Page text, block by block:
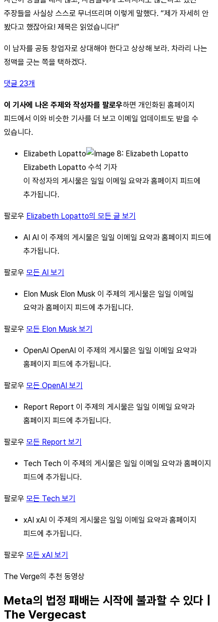
주장들을 사실상 스스로 무너뜨리며 이렇게 말했다. “제가 자세히 안
봤다고 했잖아요! 제목은 읽었습니다!”
이 남자를 공동 창업자로 상대해야 한다고 상상해 보라. 차라리 나는
정맥을 긋는 쪽을 택하겠다.
댓글 23개
이 기사에 나온 주제와 작성자를 팔로우하면 개인화된 홈페이지
피드에서 이와 비슷한 기사를 더 보고 이메일 업데이트도 받을 수
있습니다.
Elizabeth Lopatto
Elizabeth Lopatto 수석 기자
이 작성자의 게시물은 일일 이메일 요약과 홈페이지 피드에
추가됩니다.
팔로우 Elizabeth Lopatto의 모든 글 보기
AI AI 이 주제의 게시물은 일일 이메일 요약과 홈페이지 피드에
추가됩니다.
팔로우 모든 AI 보기
Elon Musk Elon Musk 이 주제의 게시물은 일일 이메일
요약과 홈페이지 피드에 추가됩니다.
팔로우 모든 Elon Musk 보기
OpenAI OpenAI 이 주제의 게시물은 일일 이메일 요약과
홈페이지 피드에 추가됩니다.
팔로우 모든 OpenAI 보기
Report Report 이 주제의 게시물은 일일 이메일 요약과
홈페이지 피드에 추가됩니다.
팔로우 모든 Report 보기
Tech Tech 이 주제의 게시물은 일일 이메일 요약과 홈페이지
피드에 추가됩니다.
팔로우 모든 Tech 보기
xAI xAI 이 주제의 게시물은 일일 이메일 요약과 홈페이지
피드에 추가됩니다.
팔로우 모든 xAI 보기
The Verge의 추천 동영상
Meta의 법정 패배는 시작에 불과할 수 있다 |
The Vergecast